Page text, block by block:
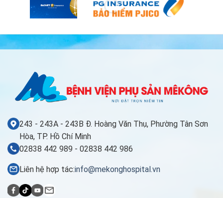
243 - 243A - 243B Đ. Hoàng Văn Thụ, Phường Tân Sơn
Hòa, TP. Hồ Chí Minh
02838 442 989 - 02838 442 986
Liên hệ hợp tác:info@mekonghospital.vn